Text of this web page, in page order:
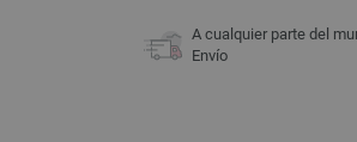
A cualquier parte del
Envío